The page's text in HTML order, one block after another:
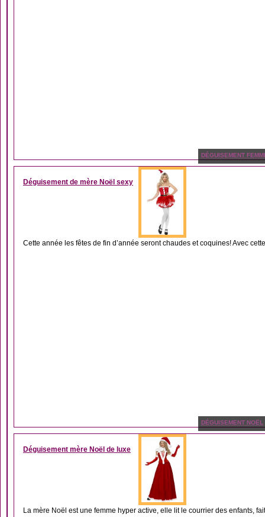
DÉGUISEMENT
Déguisement de mère Noël sexy
Cette année les fêtes de fin d’année seront chaudes et coquines! Avec
DÉGUISEMENT NOËL
Déguisement mère Noël de luxe
La mère Noël est une femme hyper active, elle lit le courrier des enfants,